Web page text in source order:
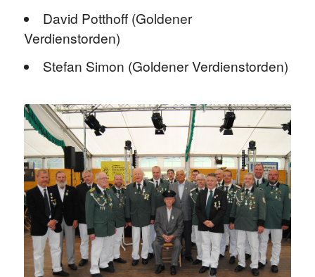
David Potthoff (Goldener
Verdienstorden)
Stefan Simon (Goldener Verdienstorden)